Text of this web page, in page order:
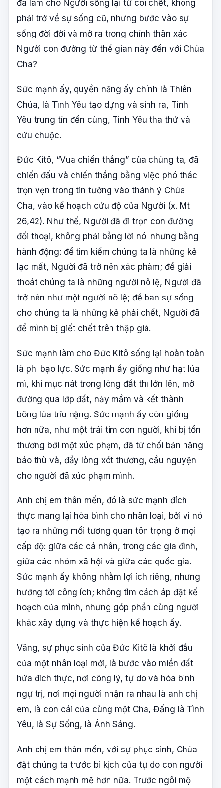
đã làm cho Người sống lại từ cõi chết, không
phải trở về sự sống cũ, nhưng bước vào sự
sống đời đời và mở ra trong chính thân xác
Người con đường từ thế gian này đến với Chúa
Cha?
Sức mạnh ấy, quyền năng ấy chính là Thiên
Chúa, là Tình Yêu tạo dựng và sinh ra, Tình
Yêu trung tín đến cùng, Tình Yêu tha thứ và
cứu chuộc.
Đức Kitô, “Vua chiến thắng” của chúng ta, đã
chiến đấu và chiến thắng bằng việc phó thác
trọn vẹn trong tin tưởng vào thánh ý Chúa
Cha, vào kế hoạch cứu độ của Người (x. Mt
26,42). Như thế, Người đã đi trọn con đường
đối thoại, không phải bằng lời nói nhưng bằng
hành động: để tìm kiếm chúng ta là những kẻ
lạc mất, Người đã trở nên xác phàm; để giải
thoát chúng ta là những người nô lệ, Người đã
trở nên như một người nô lệ; để ban sự sống
cho chúng ta là những kẻ phải chết, Người đã
để mình bị giết chết trên thập giá.
Sức mạnh làm cho Đức Kitô sống lại hoàn toàn
là phi bạo lực. Sức mạnh ấy giống như hạt lúa
mì, khi mục nát trong lòng đất thì lớn lên, mở
đường qua lớp đất, nảy mầm và kết thành
bông lúa trĩu nặng. Sức mạnh ấy còn giống
hơn nữa, như một trái tim con người, khi bị tổn
thương bởi một xúc phạm, đã từ chối bản năng
báo thù và, đầy lòng xót thương, cầu nguyện
cho người đã xúc phạm mình.
Anh chị em thân mến, đó là sức mạnh đích
thực mang lại hòa bình cho nhân loại, bởi vì nó
tạo ra những mối tương quan tôn trọng ở mọi
cấp độ: giữa các cá nhân, trong các gia đình,
giữa các nhóm xã hội và giữa các quốc gia.
Sức mạnh ấy không nhằm lợi ích riêng, nhưng
hướng tới công ích; không tìm cách áp đặt kế
hoạch của mình, nhưng góp phần cùng người
khác xây dựng và thực hiện kế hoạch ấy.
Vâng, sự phục sinh của Đức Kitô là khởi đầu
của một nhân loại mới, là bước vào miền đất
hứa đích thực, nơi công lý, tự do và hòa bình
ngự trị, nơi mọi người nhận ra nhau là anh chị
em, là con cái của cùng một Cha, Đấng là Tình
Yêu, là Sự Sống, là Ánh Sáng.
Anh chị em thân mến, với sự phục sinh, Chúa
đặt chúng ta trước bi kịch của tự do con người
một cách mạnh mẽ hơn nữa. Trước ngôi mộ